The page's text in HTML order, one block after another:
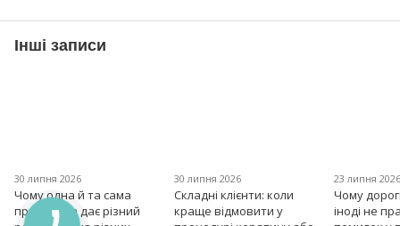
Інші записи
30 липня 2026
Чому одна й та сама
процедура дає різний
30 липня 2026
Складні клієнти: коли
краще відмовити у
23 липня
Чому
іноді не